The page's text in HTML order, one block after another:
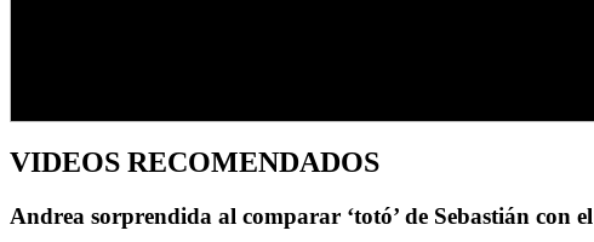
VIDEOS RECOMENDADOS
Andrea sorprendida al comparar ‘totó’ de Sebastián con